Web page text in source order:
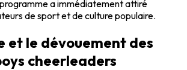
a immédiatement attiré
de sport et de culture populaire.
et le dévouement des
cheerleaders